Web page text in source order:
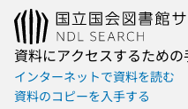
資料にアクセスするための
インターネットで資料を読む
資料のコピーを入手する